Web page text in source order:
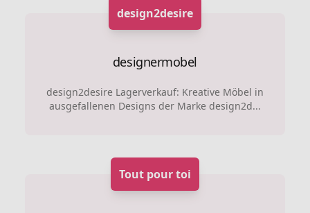
design2desire
designermobel
design2desire Lagerverkauf: Kreative Möbel in
ausgefallenen Designs der Marke design2d...
Tout pour toi